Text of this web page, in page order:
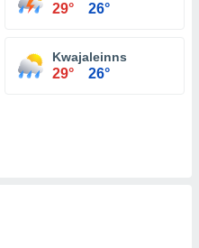
29° 26°
Kwajaleinns
29° 26°